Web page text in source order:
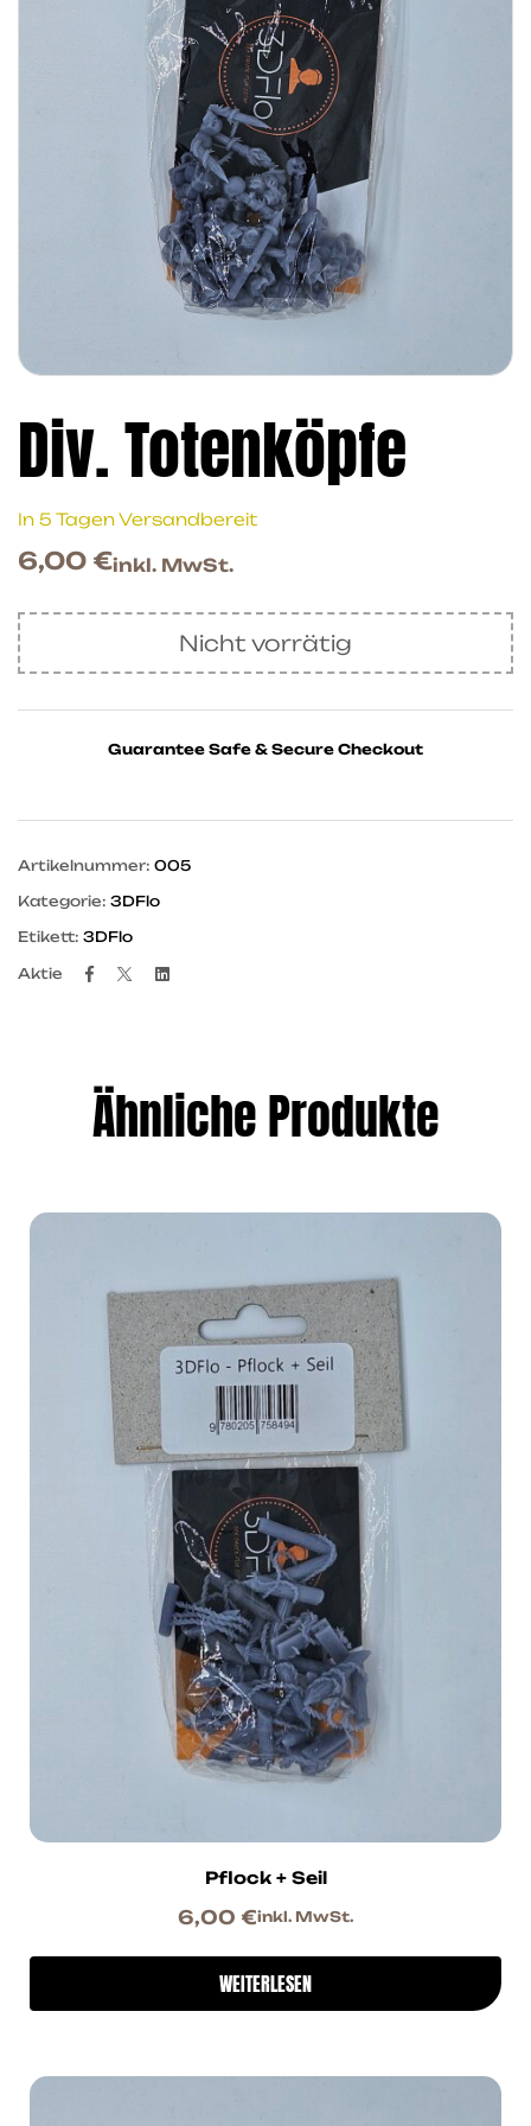
Div. Totenköpfe
In 5 Tagen Versandbereit
6,00 €inkl. MwSt.
Nicht vorrätig
Guarantee Safe & Secure Checkout
Artikelnummer: 005
Kategorie: 3DFlo
Etikett: 3DFlo
Aktie Facebook
TwitterLinkedin
Ähnliche Produkte
Pflock + Seil
6,00 €inkl. MwSt.
WEITERLESEN